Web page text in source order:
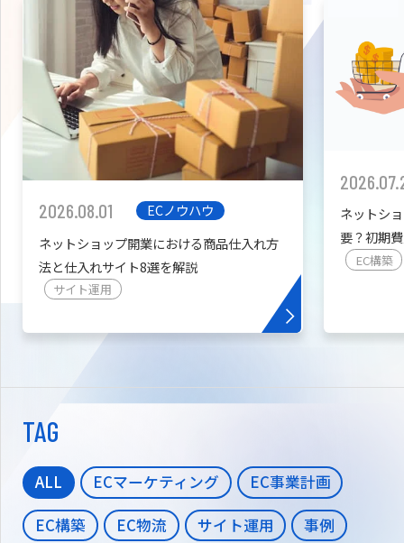
拡張プラグイン一覧
カスタマイズ開発
2026.08.01
ECノウハウ
ネットショップ開業における商品仕入れ方
法と仕入れサイト8選を解説
サイト運用
ネットシ
要？初期
を紹介
EC構築
TAG
ALL ECマーケティング
EC事業計画
EC構築
EC物流 サイト運用
事例